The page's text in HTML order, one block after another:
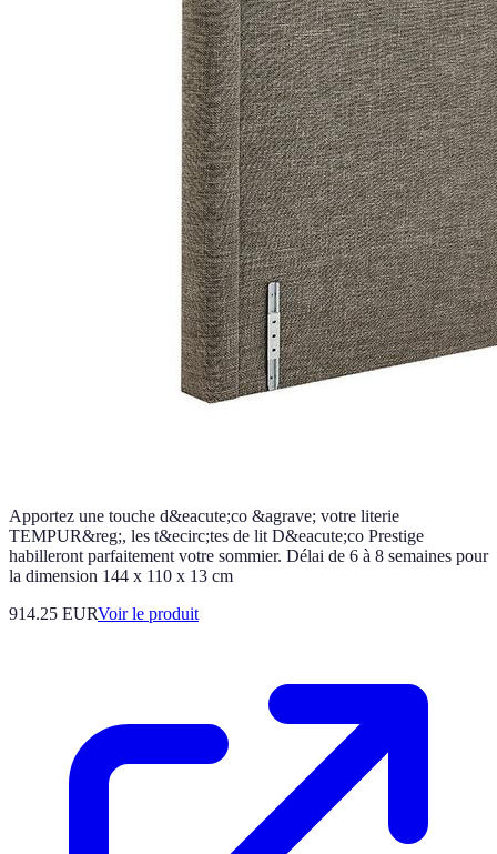
Apportez une touche d&eacute;co &agrave; votre literie
TEMPUR&reg;, les t&ecirc;tes de lit D&eacute;co Prestige
habilleront parfaitement votre sommier. Délai de 6 à 8 semaines pour
la dimension 144 x 110 x 13 cm
914.25 EURVoir le produit